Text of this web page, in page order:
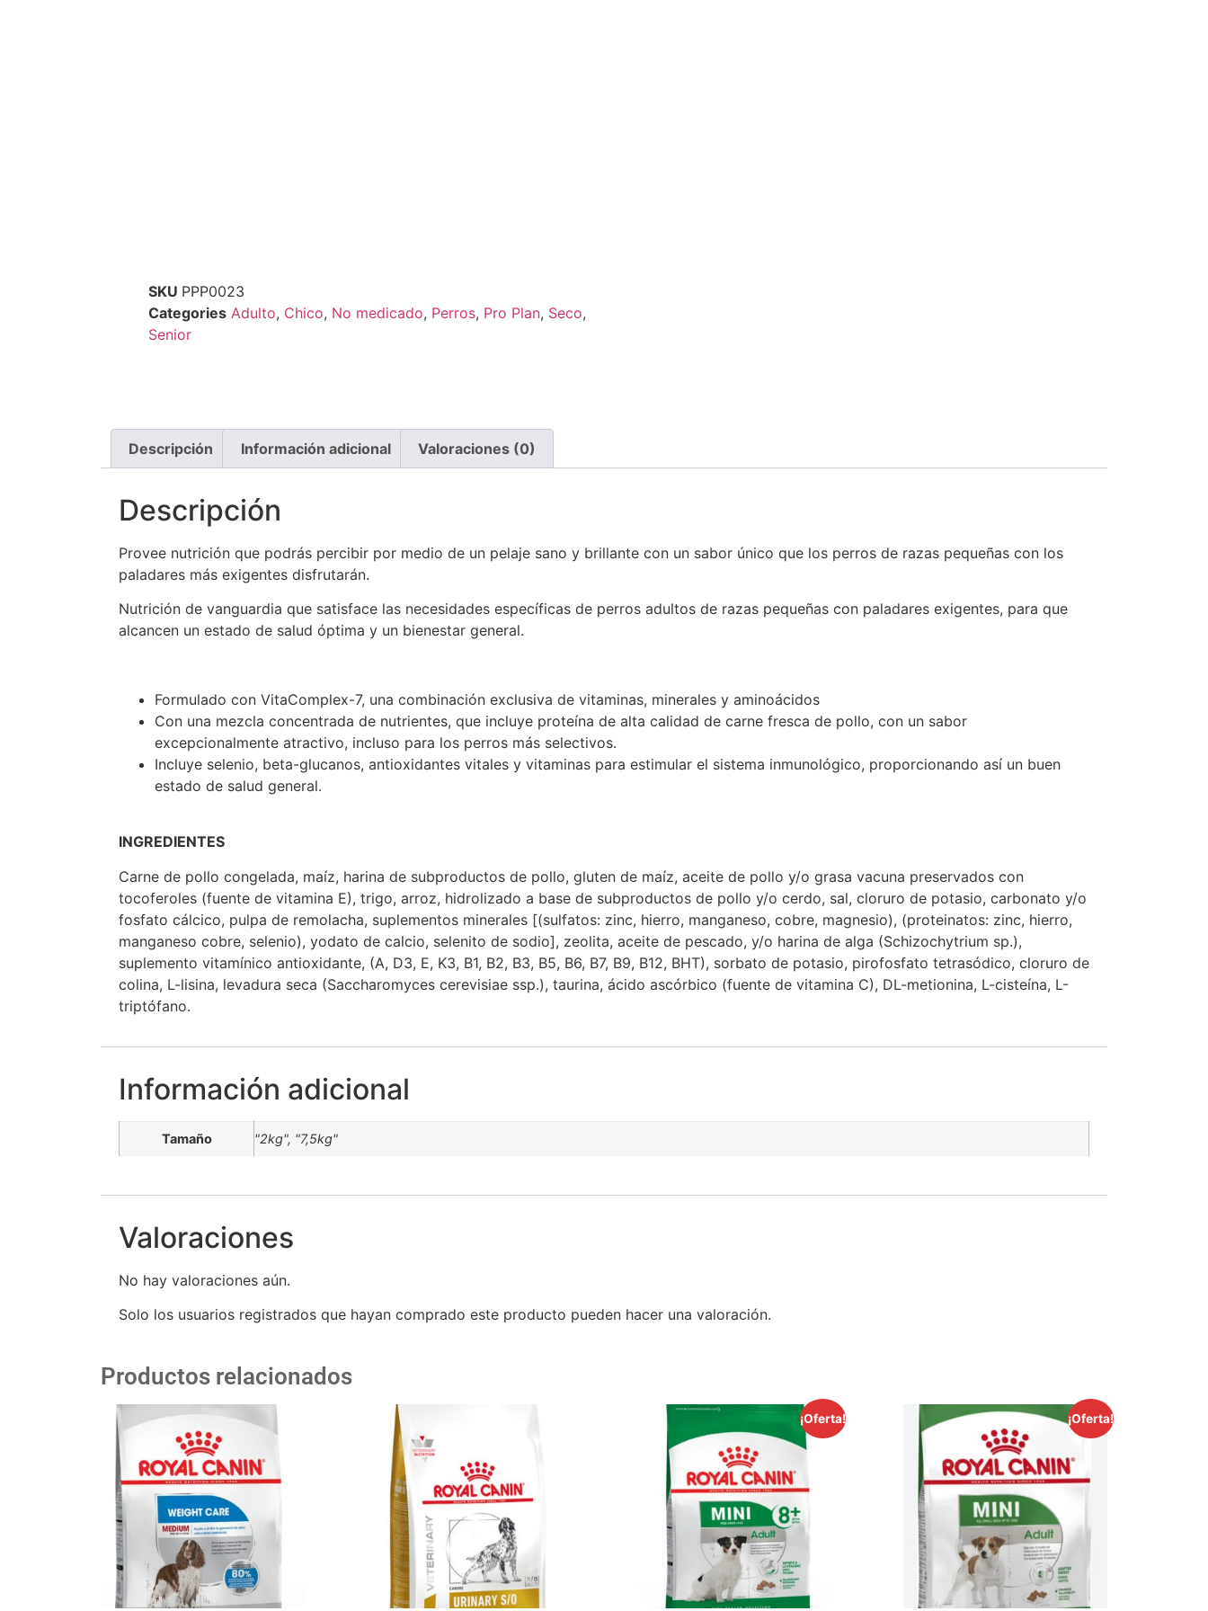
SKU PPP0023
Categories Adulto, Chico, No medicado, Perros, Pro Plan, Seco,
Senior
Descripción Información adicional Valoraciones (0)
Descripción
Provee nutrición que podrás percibir por medio de un pelaje sano y brillante con un sabor único que los perros de razas pequeñas con los
paladares más exigentes disfrutarán.
Nutrición de vanguardia que satisface las necesidades específicas de perros adultos de razas pequeñas con paladares exigentes, para que
alcancen un estado de salud óptima y un bienestar general.
Formulado con VitaComplex-7, una combinación exclusiva de vitaminas, minerales y aminoácidos
Con una mezcla concentrada de nutrientes, que incluye proteína de alta calidad de carne fresca de pollo, con un sabor
excepcionalmente atractivo, incluso para los perros más selectivos.
Incluye selenio, beta-glucanos, antioxidantes vitales y vitaminas para estimular el sistema inmunológico, proporcionando así un buen
estado de salud general.
INGREDIENTES
Carne de pollo congelada, maíz, harina de subproductos de pollo, gluten de maíz, aceite de pollo y/o grasa vacuna preservados con
tocoferoles (fuente de vitamina E), trigo, arroz, hidrolizado a base de subproductos de pollo y/o cerdo, sal, cloruro de potasio, carbonato y/o
fosfato cálcico, pulpa de remolacha, suplementos minerales [(sulfatos: zinc, hierro, manganeso, cobre, magnesio), (proteinatos: zinc, hierro,
manganeso cobre, selenio), yodato de calcio, selenito de sodio], zeolita, aceite de pescado, y/o harina de alga (Schizochytrium sp.),
suplemento vitamínico antioxidante, (A, D3, E, K3, B1, B2, B3, B5, B6, B7, B9, B12, BHT), sorbato de potasio, pirofosfato tetrasódico, cloruro de
colina, L-lisina, levadura seca (Saccharomyces cerevisiae ssp.), taurina, ácido ascórbico (fuente de vitamina C), DL-metionina, L-cisteína, L-
triptófano.
Información adicional
Tamaño "2kg", "7,5kg"
Valoraciones
No hay valoraciones aún.
Solo los usuarios registrados que hayan comprado este producto pueden hacer una valoración.
Productos relacionados
¡Oferta! ¡Oferta!